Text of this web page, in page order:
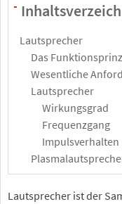
-
Lautsprecher
Das
Wesentliche
Lautsprecher
Wirkungsgrad
Frequenzgang
Impulsverhalten
Lautsprecher ist der